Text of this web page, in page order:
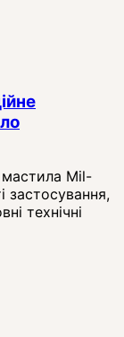
мастила Mil-
застосування,
технічні